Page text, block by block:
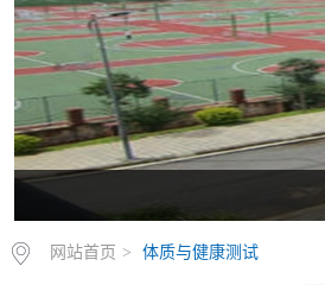
网站首页 > 体质与健康测试